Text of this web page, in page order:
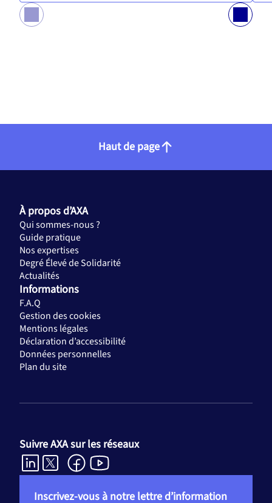
Haut de page
À propos d’AXA
Qui sommes-nous ?
Guide pratique
Nos expertises
Degré Élevé de Solidarité
Actualités
Informations
F.A.Q
Gestion des cookies
Mentions légales
Déclaration d’accessibilité
Données personnelles
Plan du site
Suivre AXA sur les réseaux
Inscrivez-vous à notre lettre d’information